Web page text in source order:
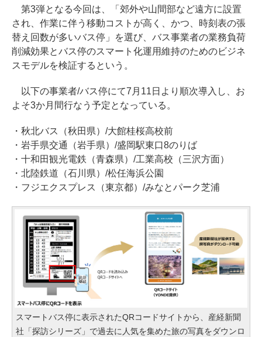
第3弾となる今回は、「郊外や山間部など遠方に設置
され、作業に伴う移動コストが高く、かつ、時刻表の張
替え回数が多いバス停」を選び、バス事業者の業務負荷
削減効果とバス停のスマート化運用維持のためのビジネ
スモデルを検証するという。
以下の事業者/バス停にて7月11日より順次導入し、お
よそ3か月間行なう予定となっている。
・秋北バス（秋田県）/大館桂桜高校前
・岩手県交通（岩手県）/盛岡駅東口8のりば
・十和田観光電鉄（青森県）/工業高校（三沢方面）
・北陸鉄道（石川県）/松任海浜公園
・フジエクスプレス（東京都）/みなとパーク芝浦
スマートバス停に表示されたQRコードサイトから、産経新聞
社「探訪シリーズ」で過去に人気を集めた旅の写真をダウンロ